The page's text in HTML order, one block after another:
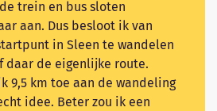
trein en bus sloten
aan. Dus besloot ik van
in Sleen te wandelen
daar de eigenlijke route.
9,5 km toe aan de wandeling
idee. Beter zou ik een